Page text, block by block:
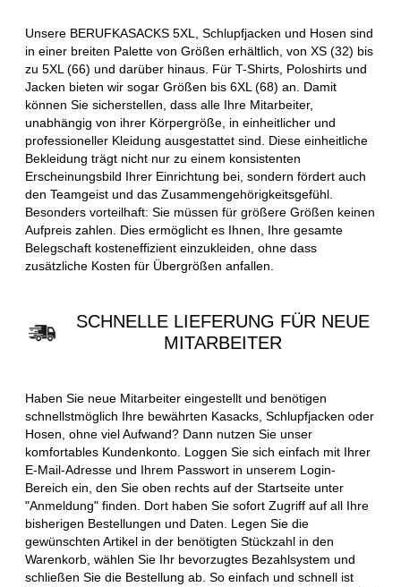
Unsere BERUFKASACKS 5XL, Schlupfjacken und Hosen sind
in einer breiten Palette von Größen erhältlich, von XS (32) bis
zu 5XL (66) und darüber hinaus. Für T-Shirts, Poloshirts und
Jacken bieten wir sogar Größen bis 6XL (68) an. Damit
können Sie sicherstellen, dass alle Ihre Mitarbeiter,
unabhängig von ihrer Körpergröße, in einheitlicher und
professioneller Kleidung ausgestattet sind. Diese einheitliche
Bekleidung trägt nicht nur zu einem konsistenten
Erscheinungsbild Ihrer Einrichtung bei, sondern fördert auch
den Teamgeist und das Zusammengehörigkeitsgefühl.
Besonders vorteilhaft: Sie müssen für größere Größen keinen
Aufpreis zahlen. Dies ermöglicht es Ihnen, Ihre gesamte
Belegschaft kosteneffizient einzukleiden, ohne dass
zusätzliche Kosten für Übergrößen anfallen.
SCHNELLE LIEFERUNG FÜR NEUE
MITARBEITER
Haben Sie neue Mitarbeiter eingestellt und benötigen
schnellstmöglich Ihre bewährten Kasacks, Schlupfjacken oder
Hosen, ohne viel Aufwand? Dann nutzen Sie unser
komfortables Kundenkonto. Loggen Sie sich einfach mit Ihrer
E-Mail-Adresse und Ihrem Passwort in unserem Login-
Bereich ein, den Sie oben rechts auf der Startseite unter
"Anmeldung" finden. Dort haben Sie sofort Zugriff auf all Ihre
bisherigen Bestellungen und Daten. Legen Sie die
gewünschten Artikel in der benötigten Stückzahl in den
Warenkorb, wählen Sie Ihr bevorzugtes Bezahlsystem und
schließen Sie die Bestellung ab. So einfach und schnell ist